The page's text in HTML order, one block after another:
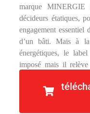
marque
décideurs étatiques,
engagement essentiel
d’un bâti. Mais à la
énergétiques, le
imposé mais il relève
constructeur et des
qui avait initié la